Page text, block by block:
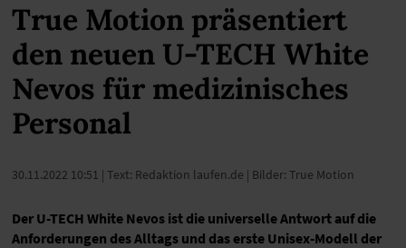
True Motion präsentiert
den neuen U-TECH White
Nevos für medizinisches
Personal
30.11.2022 10:51 | Text: Redaktion laufen.de | Bilder: True Motion
Der U-TECH White Nevos ist die universelle Antwort auf die
Anforderungen des Alltags und das erste Unisex-Modell der